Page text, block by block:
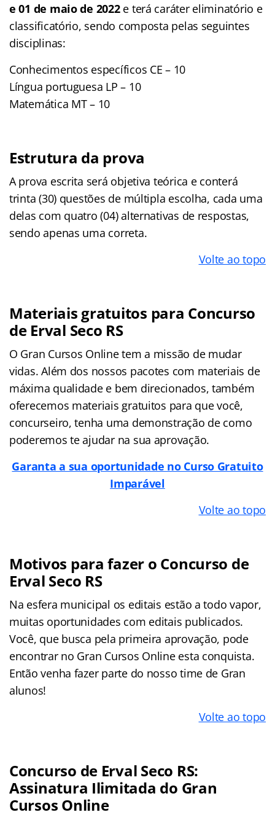
e 01 de maio de 2022e terá caráter eliminatório e
classificatório, sendo composta pelas seguintes
disciplinas:
Conhecimentos específicos CE – 10
Língua portuguesa LP – 10
Matemática MT – 10
Estrutura da prova
A prova escrita será objetiva teórica e conterá
trinta (30) questões de múltipla escolha, cada uma
delas com quatro (04) alternativas de respostas,
sendo apenas uma correta.
Volte ao topo
Materiais gratuitos para Concurso
de Erval Seco RS
O Gran Cursos Online tem a missão de mudar
vidas. Além dos nossos pacotes com materiais de
máxima qualidade e bem direcionados, também
oferecemos materiais gratuitos para que você,
concurseiro, tenha uma demonstração de como
poderemos te ajudar na sua aprovação.
Garanta a sua oportunidade no Curso Gratuito
Imparável
Volte ao topo
Motivos para fazer o Concurso de
Erval Seco RS
Na esfera municipal os editais estão a todo vapor,
muitas oportunidades com editais publicados.
Você, que busca pela primeira aprovação, pode
encontrar no Gran Cursos Online esta conquista.
Então venha fazer parte do nosso time de Gran
alunos!
Volte ao topo
Concurso de Erval Seco RS:
Assinatura Ilimitada do Gran
Cursos Online